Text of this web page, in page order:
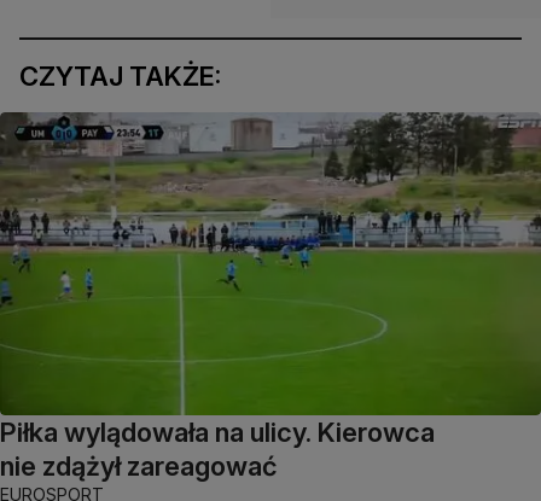
CZYTAJ TAKŻE:
Piłka wylądowała na ulicy. Kierowca
nie zdążył zareagować
EUROSPORT